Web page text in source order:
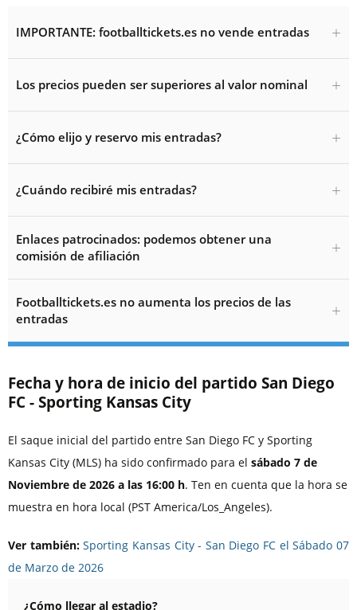
IMPORTANTE: footballtickets.es no vende entradas
Los precios pueden ser superiores al valor nominal
¿Cómo elijo y reservo mis entradas?
¿Cuándo recibiré mis entradas?
Enlaces patrocinados: podemos obtener una
comisión de afiliación
Footballtickets.es no aumenta los precios de las
entradas
Fecha y hora de inicio del partido San Diego
FC - Sporting Kansas City
El saque inicial del partido entre San Diego FC y Sporting
Kansas City (MLS) ha sido confirmado para el sábado 7 de
Noviembre de 2026 a las 16:00 h. Ten en cuenta que la hora se
muestra en hora local (PST America/Los_Angeles).
Ver también: Sporting Kansas City - San Diego FC el Sábado 07
de Marzo de 2026
¿Cómo llegar al estadio?